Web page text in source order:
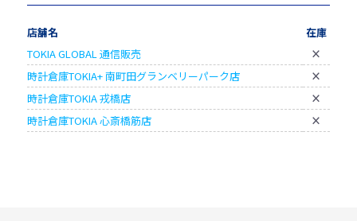
店舗名
在庫
TOKIA GLOBAL 通信販売
×
時計倉庫TOKIA+ 南町田グランベリーパーク店
×
時計倉庫TOKIA 戎橋店
×
時計倉庫TOKIA 心斎橋筋店
×